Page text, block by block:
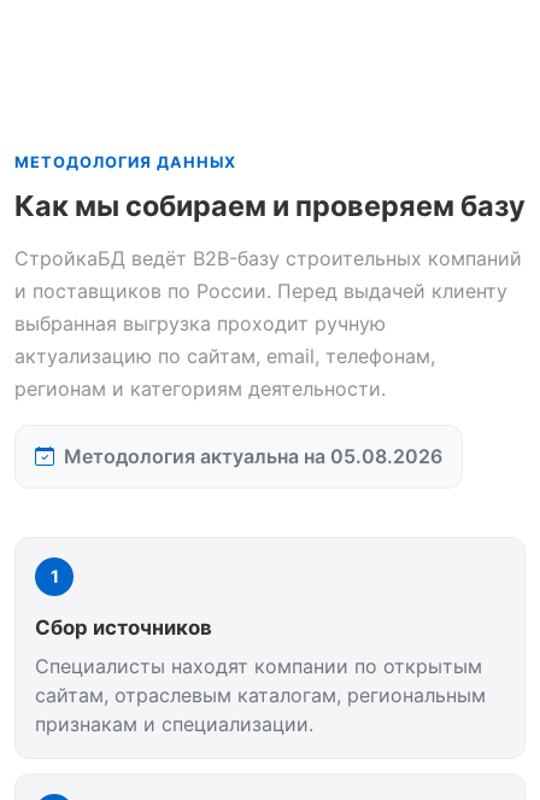
МЕТОДОЛОГИЯ ДАННЫХ
Как мы собираем и проверяем базу
СтройкаБД ведёт B2B-базу строительных компаний
и поставщиков по России. Перед выдачей клиенту
выбранная выгрузка проходит ручную
актуализацию по сайтам, email, телефонам,
регионам и категориям деятельности.
Методология актуальна на 05.08.2026
1
Сбор источников
Специалисты находят компании по открытым
сайтам, отраслевым каталогам, региональным
признакам и специализации.